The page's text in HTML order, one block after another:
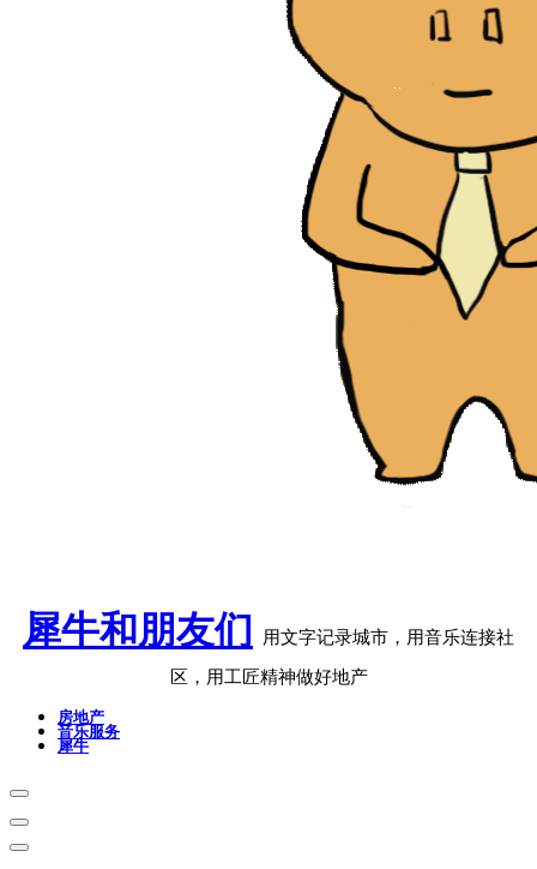
犀牛和朋友们 用文字记录城市，用音乐连接社
区，用工匠精神做好地产
房地产
音乐服务
犀牛